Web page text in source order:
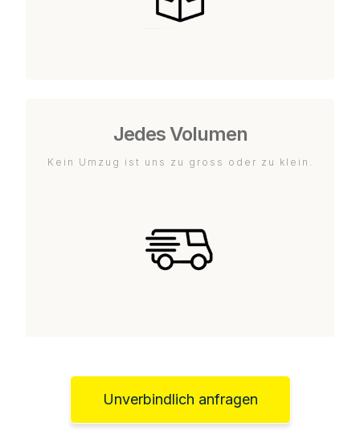
Jedes Volumen
Kein Umzug ist uns zu gross oder zu klein.
Unverbindlich anfragen